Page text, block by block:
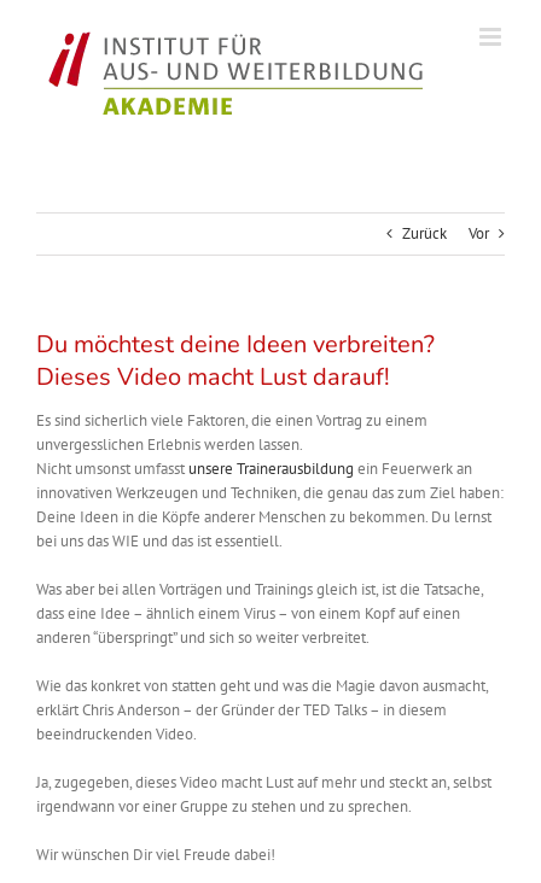
Zurück Vor
Du möchtest deine Ideen verbreiten?
Dieses Video macht Lust darauf!
Es sind sicherlich viele Faktoren, die einen Vortrag zu einem
unvergesslichen Erlebnis werden lassen.
Nicht umsonst umfasst unsere Trainerausbildung ein Feuerwerk an
innovativen Werkzeugen und Techniken, die genau das zum Ziel haben:
Deine Ideen in die Köpfe anderer Menschen zu bekommen. Du lernst
bei uns das WIE und das ist essentiell.
Was aber bei allen Vorträgen und Trainings gleich ist, ist die Tatsache,
dass eine Idee – ähnlich einem Virus – von einem Kopf auf einen
anderen “überspringt” und sich so weiter verbreitet.
Wie das konkret von statten geht und was die Magie davon ausmacht,
erklärt Chris Anderson – der Gründer der TED Talks – in diesem
beeindruckenden Video.
Ja, zugegeben, dieses Video macht Lust auf mehr und steckt an, selbst
irgendwann vor einer Gruppe zu stehen und zu sprechen.
Wir wünschen Dir viel Freude dabei!